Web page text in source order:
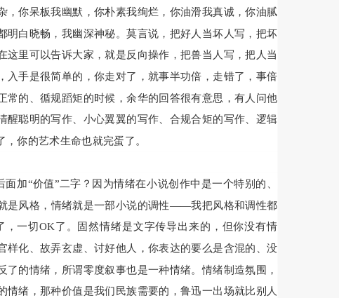
你呆板我幽默，你朴素我绚烂，你油滑我真诚，你油腻
白晓畅，我幽深神秘。莫言说，把好人当坏人写，把坏
里可以告诉大家，就是反向操作，把兽当人写，把人当
手是很简单的，你走对了，就事半功倍，走错了，事倍
的、循规蹈矩的时候，余华的回答很有意思，有人问他
聪明的写作、小心翼翼的写作、合规合矩的写作、逻辑
你的艺术生命也就完蛋了。
加“价值”二字？因为情绪在小说创作中是一个特别的、
是风格，情绪就是一部小说的调性——我把风格和调性都
一切OK了。固然情绪是文字传导出来的，但你没有情
化、故弄玄虚、讨好他人，你表达的要么是含混的、没
的情绪，所谓零度叙事也是一种情绪。情绪制造氛围，
绪，那种价值是我们民族需要的，鲁迅一出场就比别人